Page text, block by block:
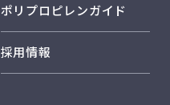
ポリプロピレンガイド
採用情報